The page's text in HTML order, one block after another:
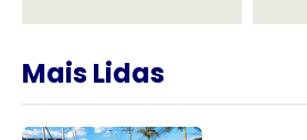
Mais Lidas